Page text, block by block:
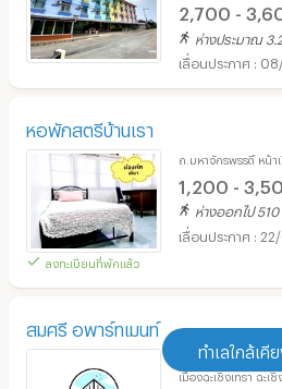
ทำเลใกล้เคีย
2,700 -
ห่างประมาณ
หอพักสตรีบ้านเรา
ลงทะเบียนที่พักแล้ว
ถ.มหาจักรพรรดิ์ หน้าเ
1,200 -
ห่างออกไป 510
22/
สมศรี อพาร์ทเมนท์
ซ.ฉะเชิงเทรา-บางปะ
เมืองฉะเชิงเทรา ฉะเชิ